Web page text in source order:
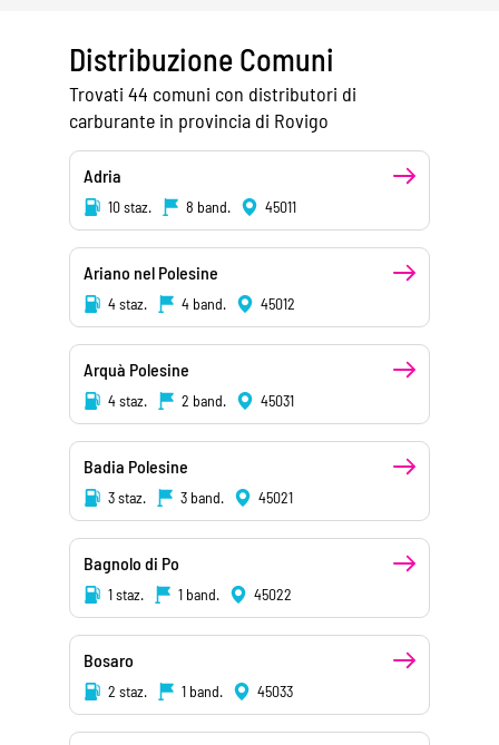
Distribuzione Comuni
Trovati 44 comuni con distributori di
carburante in provincia di Rovigo
Adria
10 staz. 8 band. 45011
Ariano nel Polesine
4 staz. 4 band. 45012
Arquà Polesine
4 staz. 2 band. 45031
Badia Polesine
3 staz. 3 band. 45021
Bagnolo di Po
1 staz. 1 band. 45022
Bosaro
2 staz. 1 band. 45033